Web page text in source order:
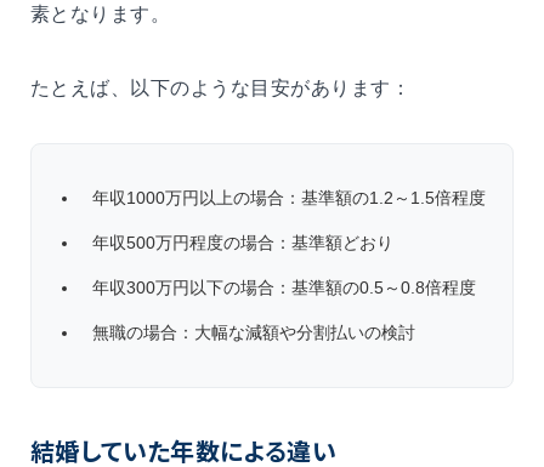
素となります。
たとえば、以下のような目安があります：
年収1000万円以上の場合：基準額の1.2～1.5倍程度
年収500万円程度の場合：基準額どおり
年収300万円以下の場合：基準額の0.5～0.8倍程度
無職の場合：大幅な減額や分割払いの検討
結婚していた年数による違い